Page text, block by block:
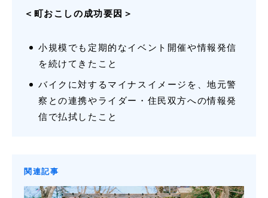
＜町おこしの成功要因＞
小規模でも定期的なイベント開催や情報発信
を続けてきたこと
バイクに対するマイナスイメージを、地元警
察との連携やライダー・住民双方への情報発
信で払拭したこと
関連記事